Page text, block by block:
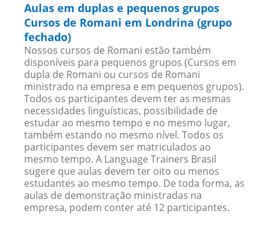
Aulas em duplas e pequenos grupos
Cursos de Romani em Londrina (grupo
fechado)
Nossos cursos de Romani estão também
disponíveis para pequenos grupos (Cursos em
dupla de Romani ou cursos de Romani
ministrado na empresa e em pequenos grupos).
Todos os participantes devem ter as mesmas
necessidades linguísticas, possibilidade de
estudar ao mesmo tempo e no mesmo lugar,
também estando no mesmo nível. Todos os
participantes devem ser matriculados ao
mesmo tempo. A Language Trainers Brasil
sugere que aulas devem ter oito ou menos
estudantes ao mesmo tempo. De toda forma, as
aulas de demonstração ministradas na
empresa, podem conter até 12 participantes.